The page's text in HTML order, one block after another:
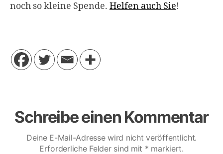
noch so kleine Spende. Helfen auch Sie!
Schreibe einen Kommentar
Deine E-Mail-Adresse wird nicht veröffentlicht.
Erforderliche Felder sind mit * markiert.